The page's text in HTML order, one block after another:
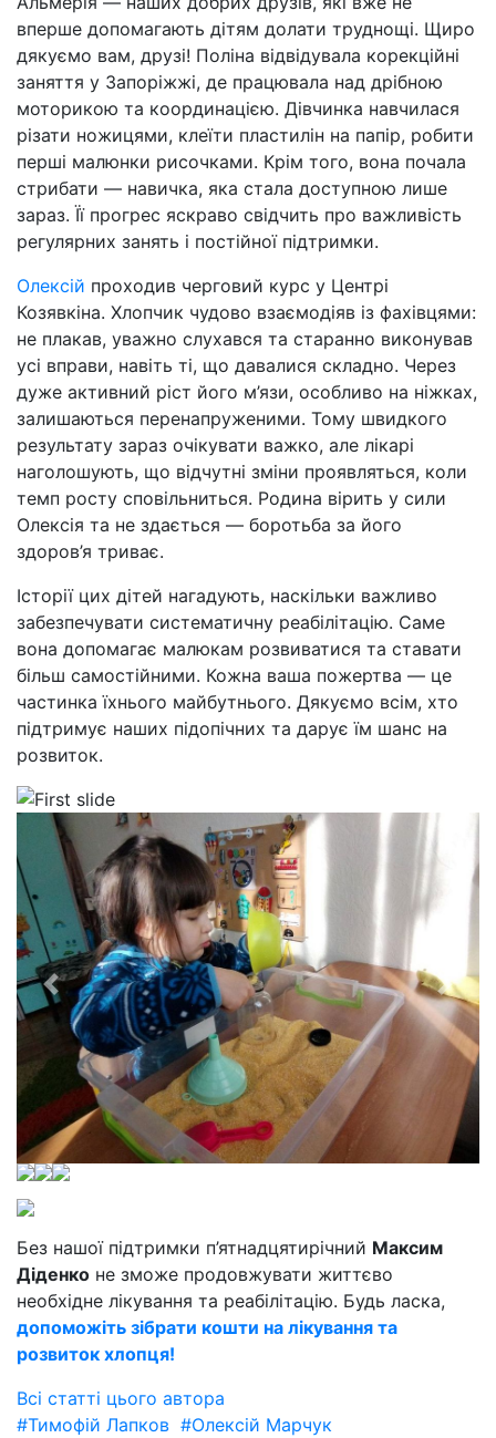
вперше допомагають дітям долати труднощі. Щиро
дякуємо вам, друзі! Поліна відвідувала корекційні
заняття у Запоріжжі, де працювала над дрібною
моторикою та координацією. Дівчинка навчилася
різати ножицями, клеїти пластилін на папір, робити
перші малюнки рисочками. Крім того, вона почала
стрибати — навичка, яка стала доступною лише
зараз. Її прогрес яскраво свідчить про важливість
регулярних занять і постійної підтримки.
Олексій проходив черговий курс у Центрі
Козявкіна. Хлопчик чудово взаємодіяв із фахівцями:
не плакав, уважно слухався та старанно виконував
усі вправи, навіть ті, що давалися складно. Через
дуже активний ріст його м’язи, особливо на ніжках,
залишаються перенапруженими. Тому швидкого
результату зараз очікувати важко, але лікарі
наголошують, що відчутні зміни проявляться, коли
темп росту сповільниться. Родина вірить у сили
Олексія та не здається — боротьба за його
здоров’я триває.
Історії цих дітей нагадують, наскільки важливо
забезпечувати систематичну реабілітацію. Саме
вона допомагає малюкам розвиватися та ставати
більш самостійними. Кожна ваша пожертва — це
частинка їхнього майбутнього. Дякуємо всім, хто
підтримує наших підопічних та дарує їм шанс на
розвиток.
Без нашої підтримки п’ятнадцятирічний Максим
Діденко не зможе продовжувати життєво
необхідне лікування та реабілітацію. Будь ласка,
допоможіть зібрати кошти на лікування та
розвиток хлопця!
Всі статті цього автора
#Тимофій Лапков #Олексій Марчук